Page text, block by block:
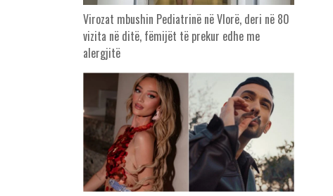
Virozat mbushin Pediatrinë në Vlorë, deri në 80
vizita në ditë, fëmijët të prekur edhe me
alergjitë